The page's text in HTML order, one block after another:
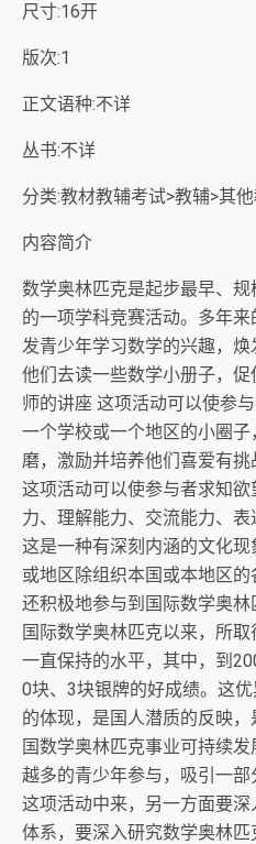
尺寸:16开
版次:1
正文语种:不详
丛书:不详
分类:教材教辅考试>教辅>其
内容简介
数学奥林匹克是起步最早、
的一项学科竞赛活动。多年
发青少年学习数学的兴趣，焕
他们去读一些数学小册子，
师的讲座 这项活动可以使参
一个学校或一个地区的小圈子
磨，激励并培养他们喜爱有
这项活动可以使参与者求知
力、理解能力、交流能力、表
这是一种有深刻内涵的文化
或地区除组织本国或本地区的
还积极地参与到国际数学奥
国际数学奥林匹克以来，所
一直保持的水平，其中，到
0块、3块银牌的好成绩。这
的体现，是国人潜质的反映
国数学奥林匹克事业可持续
越多的青少年参与，吸引一
这项活动中来，另一方面要
体系，要深入研究数学奥林